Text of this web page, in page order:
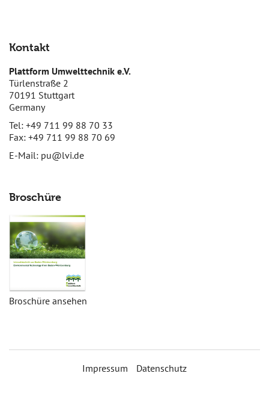
Kontakt
Plattform Umwelttechnik e.V.
Türlenstraße 2
70191 Stuttgart
Germany
Tel: +49 711 99 88 70 33
Fax: +49 711 99 88 70 69
E-Mail: pu@lvi.de
Broschüre
Broschüre ansehen
Impressum Datenschutz